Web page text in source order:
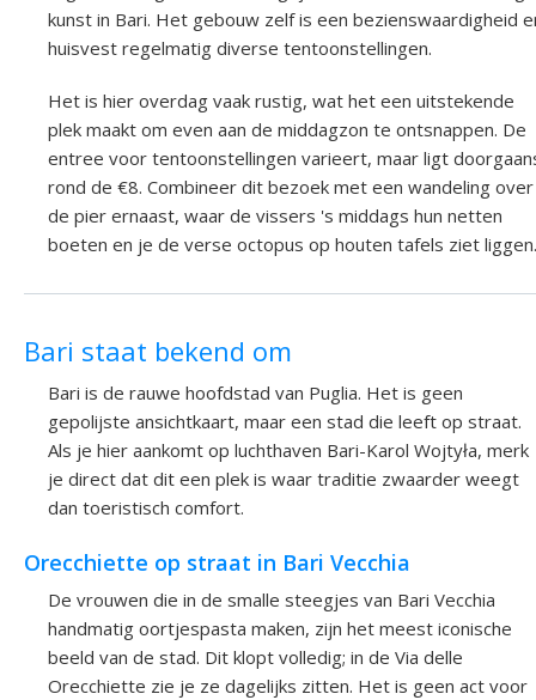
kunst in Bari. Het gebouw zelf is een bezienswaardigheid
huisvest regelmatig diverse tentoonstellingen.
Het is hier overdag vaak rustig, wat het een uitstekende
plek maakt om even aan de middagzon te ontsnappen. De
entree voor tentoonstellingen varieert, maar ligt
rond de €8. Combineer dit bezoek met een wandeling over
de pier ernaast, waar de vissers 's middags hun netten
boeten en je de verse octopus op houten tafels ziet liggen.
Bari staat bekend om
Bari is de rauwe hoofdstad van Puglia. Het is geen
gepolijste ansichtkaart, maar een stad die leeft op straat.
Als je hier aankomt op luchthaven Bari-Karol Wojtyła, merk
je direct dat dit een plek is waar traditie zwaarder weegt
dan toeristisch comfort.
Orecchiette op straat in Bari Vecchia
De vrouwen die in de smalle steegjes van Bari Vecchia
handmatig oortjespasta maken, zijn het meest iconische
beeld van de stad. Dit klopt volledig; in de Via delle
Orecchiette zie je ze dagelijks zitten. Het is geen act voor